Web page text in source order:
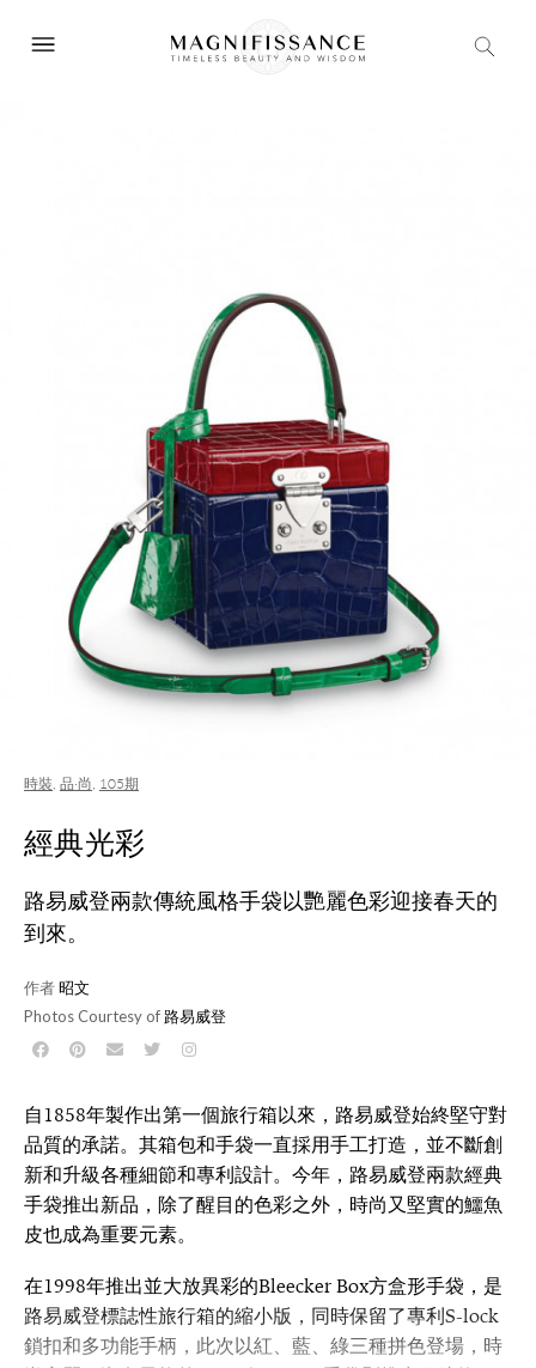
時裝 品·尚 105期
經典光彩
路易威登兩款傳統風格手袋以艷麗色彩迎接春天的
到來。
作者昭文
Photos Courtesy of 路易威登
自1858年製作出第一個旅行箱以來，路易威登始終堅守對
品質的承諾。其箱包和手袋一直採用手工打造，並不斷創
新和升級各種細節和專利設計。今年，路易威登兩款經典
手袋推出新品，除了醒目的色彩之外，時尚又堅實的鱷魚
皮也成為重要元素。
在1998年推出並大放異彩的Bleecker Box方盒形手袋，是
路易威登標誌性旅行箱的縮小版，同時保留了專利S-lock
鎖扣和多功能手柄，此次以紅、藍、綠三種拼色登場，時